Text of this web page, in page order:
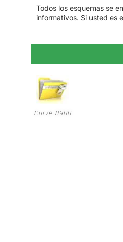
Todos los esquemas se
informativos. Si usted es
Curve 8900